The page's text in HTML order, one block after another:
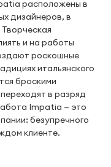
расположены в
дизайнеров, в
и на работы
роскошные
итальянского
броскими
в разряд
Impatia — это
безупречного
клиенте.